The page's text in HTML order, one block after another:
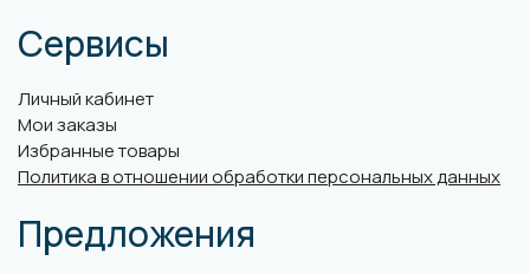
Сервисы
Личный кабинет
Мои заказы
Избранные товары
Политика в отношении обработки персональных данных
Предложения